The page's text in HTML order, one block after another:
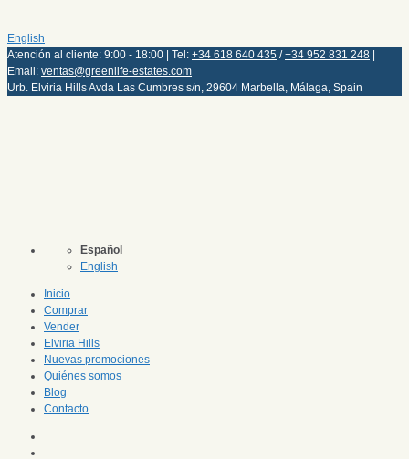
English
Atención al cliente: 9:00 - 18:00 | Tel: +34 618 640 435 /+34 952 831 248
Email: ventas@greenlife-estates.com
Urb. Elviria Hills Avda Las Cumbres s/n, 29604 Marbella, Málaga, Spain
Español
English
Inicio
Comprar
Vender
Elviria Hills
Nuevas promociones
Quiénes somos
Blog
Contacto